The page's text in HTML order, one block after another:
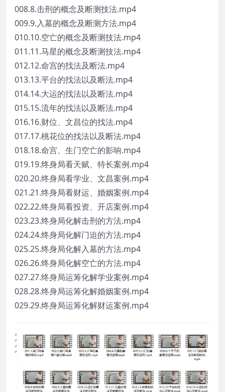
008.8.击刑的概念及断测技法.mp4
009.9.入墓的概念及断测方法.mp4
010.10.空亡的概念及断测技法.mp4
011.11.马星的概念及断测技法.mp4
012.12.命宫的找法及断法.mp4
013.13.平台的找法以及断法.mp4
014.14.大运的找法以及断法.mp4
015.15.流年的找法以及断法.mp4
016.16.财位、文昌位的找法.mp4
017.17.桃花位的找法以及断法.mp4
018.18.命宫、生门空亡的影响.mp4
019.19.终身局看天赋、特长案例.mp4
020.20.终身局看学业、文昌案例.mp4
021.21.终身局看财运、婚姻案例.mp4
022.22.终身局看投资、开店案例.mp4
023.23.终身局化解击刑的方法.mp4
024.24.终身局化解门迫的方法.mp4
025.25.终身局化解入墓的方法.mp4
026.26.终身局化解空亡的方法.mp4
027.27.终身局运筹化解学业案例.mp4
028.28.终身局运筹化解婚姻案例.mp4
029.29.终身局运筹化解财运案例.mp4